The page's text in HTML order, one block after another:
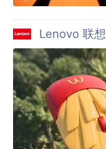
Lenovo 联想